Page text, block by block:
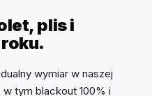
plis i
wymiar w naszej
tym blackout 100% i